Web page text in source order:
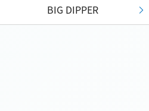
BIG DIPPER